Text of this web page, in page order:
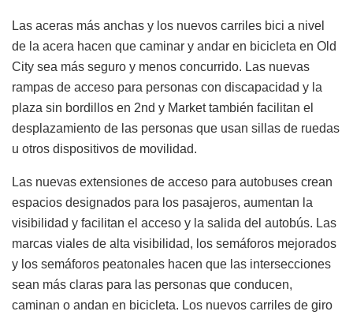
Las aceras más anchas y los nuevos carriles bici a nivel
de la acera hacen que caminar y andar en bicicleta en Old
City sea más seguro y menos concurrido. Las nuevas
rampas de acceso para personas con discapacidad y la
plaza sin bordillos en 2nd y Market también facilitan el
desplazamiento de las personas que usan sillas de ruedas
u otros dispositivos de movilidad.
Las nuevas extensiones de acceso para autobuses crean
espacios designados para los pasajeros, aumentan la
visibilidad y facilitan el acceso y la salida del autobús. Las
marcas viales de alta visibilidad, los semáforos mejorados
y los semáforos peatonales hacen que las intersecciones
sean más claras para las personas que conducen,
caminan o andan en bicicleta. Los nuevos carriles de giro